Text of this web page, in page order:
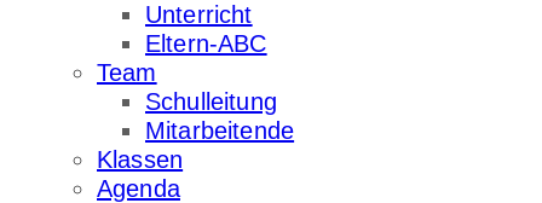
Unterricht
Eltern-ABC
Team
Schulleitung
Mitarbeitende
Klassen
Agenda